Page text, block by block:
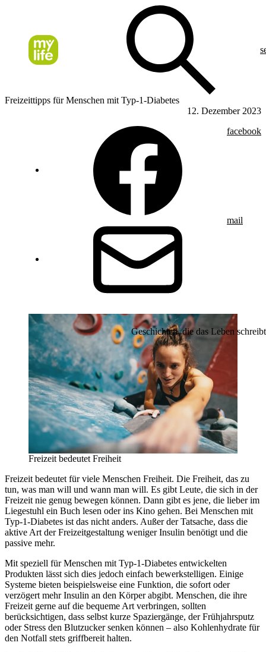
Freizeittipps für Menschen mit Typ-1-Diabetes
12. Dezember 2023
facebook
mail
Geschichten, die das Leben schreibt
Freizeit bedeutet Freiheit
Freizeit bedeutet für viele Menschen Freiheit. Die Freiheit, das zu
tun, was man will und wann man will. Es gibt Leute, die sich in der
Freizeit nie genug bewegen können. Dann gibt es jene, die lieber im
Liegestuhl ein Buch lesen oder ins Kino gehen. Bei Menschen mit
Typ-1-Diabetes ist das nicht anders. Außer der Tatsache, dass die
aktive Art der Freizeitgestaltung weniger Insulin benötigt und die
passive mehr.
Mit speziell für Menschen mit Typ-1-Diabetes entwickelten
Produkten lässt sich dies jedoch einfach bewerkstelligen. Einige
Systeme bieten beispielsweise eine Funktion, die sofort oder
verzögert mehr Insulin an den Körper abgibt. Menschen, die ihre
Freizeit gerne auf die bequeme Art verbringen, sollten
berücksichtigen, dass selbst kurze Spaziergänge, der Frühjahrsputz
oder Stress den Blutzucker senken können – also Kohlenhydrate für
den Notfall stets griffbereit halten.